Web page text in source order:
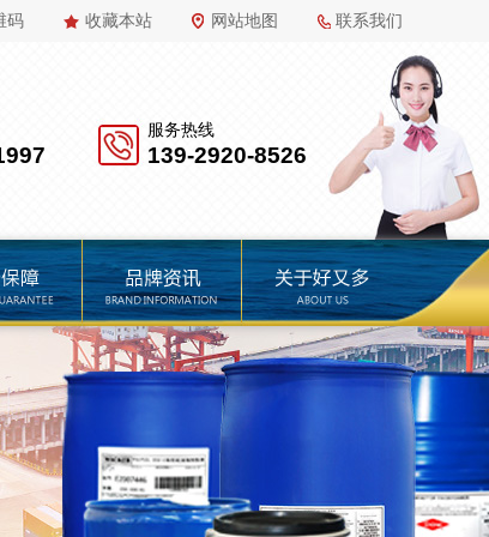
码 收藏本站 网站地图 联系我们
服务热线
139-2920-8526
关于好又多